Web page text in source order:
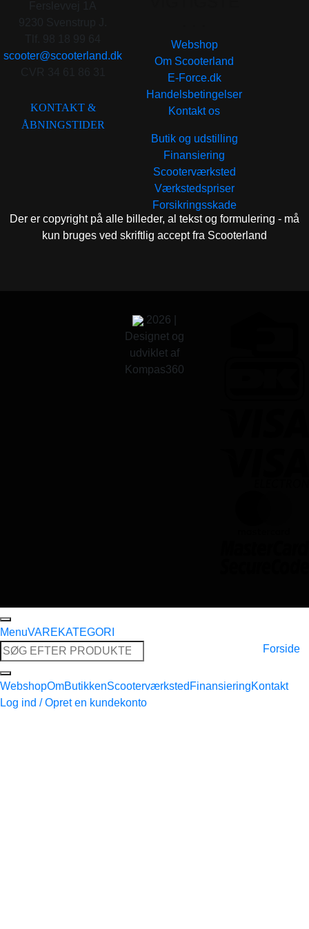
scooter@scooterland.dk
KONTAKT &
ÅBNINGSTIDER
Webshop
Om Scooterland
E-Force.dk
Handelsbetingelser
Kontakt os
Butik og udstilling
Finansiering
Scooterværksted
Værkstedspriser
Forsikringsskade
Der er copyright på alle billeder, al tekst og formulering - må
kun bruges ved skriftlig accept fra Scooterland
2026 |
Designet og
udviklet af
Kompas360
MenuVAREKATEGORI
Søg
efter:
Forside
WebshopOmButikkenScooterværksted FinansieringKontakt
Log ind / Opret en kundekonto